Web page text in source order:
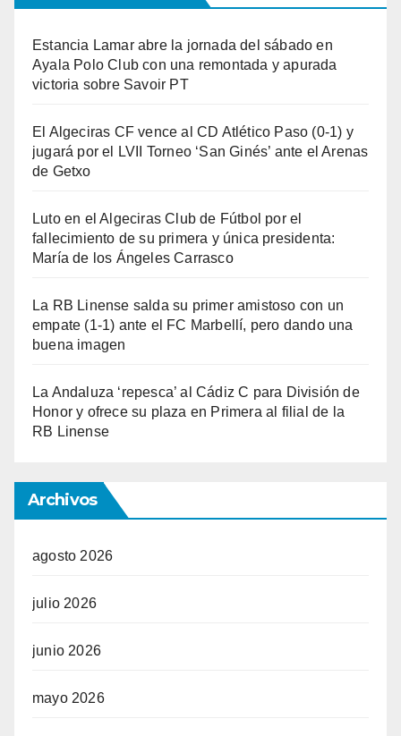
Estancia Lamar abre la jornada del sábado en
Ayala Polo Club con una remontada y apurada
victoria sobre Savoir PT
El Algeciras CF vence al CD Atlético Paso (0-1) y
jugará por el LVII Torneo ‘San Ginés’ ante el Arenas
de Getxo
Luto en el Algeciras Club de Fútbol por el
fallecimiento de su primera y única presidenta:
María de los Ángeles Carrasco
La RB Linense salda su primer amistoso con un
empate (1-1) ante el FC Marbellí, pero dando una
buena imagen
La Andaluza ‘repesca’ al Cádiz C para División de
Honor y ofrece su plaza en Primera al filial de la
RB Linense
Archivos
agosto 2026
julio 2026
junio 2026
mayo 2026